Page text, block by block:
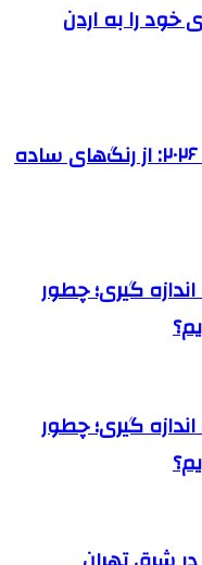
خود را به اردن
انتخاب کاغذ دیواری در سال ۲۰۲۶: از رنگ‌های ساده
گیری؛ چطور
گیری؛ چطور